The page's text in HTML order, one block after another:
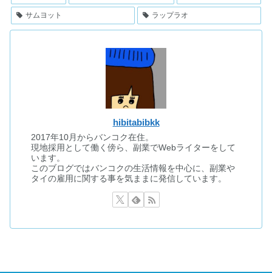
サムヨット ラップラオ
hibitabibkk
2017年10月からバンコク在住。
現地採用として働く傍ら、副業でWebライターをして
います。
このブログではバンコクの生活情報を中心に、副業や
タイの雇用に関する事を気ままに発信しています。